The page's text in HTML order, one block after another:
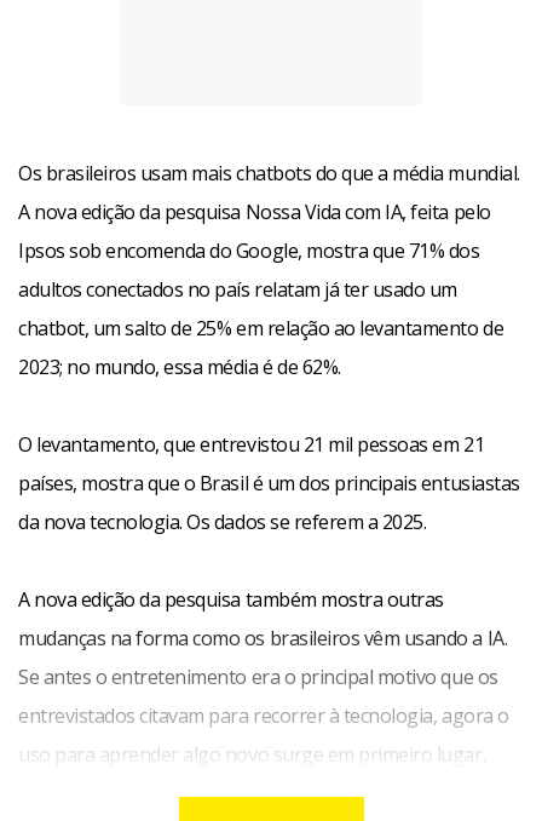
Os brasileiros usam mais chatbots do que a média mundial.
A nova edição da pesquisa Nossa Vida com IA, feita pelo
Ipsos sob encomenda do Google, mostra que 71% dos
adultos conectados no país relatam já ter usado um
chatbot, um salto de 25% em relação ao levantamento de
2023; no mundo, essa média é de 62%.
O levantamento, que entrevistou 21 mil pessoas em 21
países, mostra que o Brasil é um dos principais entusiastas
da nova tecnologia. Os dados se referem a 2025.
A nova edição da pesquisa também mostra outras
mudanças na forma como os brasileiros vêm usando a IA.
Se antes o entretenimento era o principal motivo que os
entrevistados citavam para recorrer à tecnologia, agora o
uso para aprender algo novo surge em primeiro lugar,
com 79%, seguido do auxílio no trabalho, mencionado por